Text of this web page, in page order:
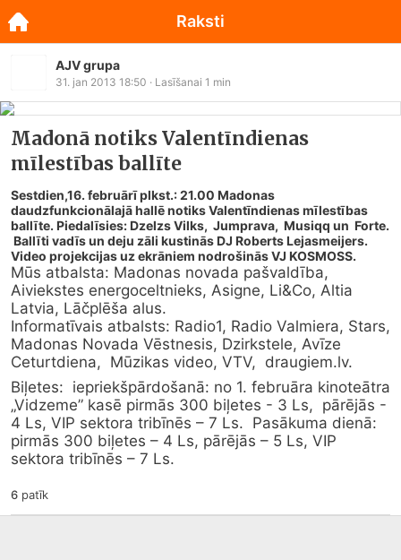
AJV grupa
31. jan 2013 18:50 · Lasīšanai 1 min
Madonā notiks Valentīndienas
mīlestības ballīte
Sestdien,16. februārī plkst.: 21.00 Madonas
daudzfunkcionālajā hallē notiks Valentīndienas mīlestības
ballīte. Piedalīsies: Dzelzs Vilks, Jumprava, Musiqq un Forte.
Ballīti vadīs un deju zāli kustinās DJ Roberts Lejasmeijers.
Video projekcijas uz ekrāniem nodrošinās VJ KOSMOSS.
Mūs atbalsta: Madonas novada pašvaldība,
Aiviekstes energoceltnieks, Asigne, Li&Co, Altia
Latvia, Lāčplēša alus.
Informatīvais atbalsts: Radio1, Radio Valmiera, Stars,
Madonas Novada Vēstnesis, Dzirkstele, Avīze
Ceturtdiena,  Mūzikas video, VTV, draugiem.lv.
Biļetes:  iepriekšpārdošanā: no 1. februāra kinoteātra
„Vidzeme” kasē pirmās 300 biļetes - 3 Ls,  pārējās -
4 Ls, VIP sektora tribīnēs – 7 Ls.  Pasākuma dienā:
pirmās 300 biļetes – 4 Ls, pārējās – 5 Ls, VIP
sektora tribīnēs – 7 Ls.
6patīk
Raksti